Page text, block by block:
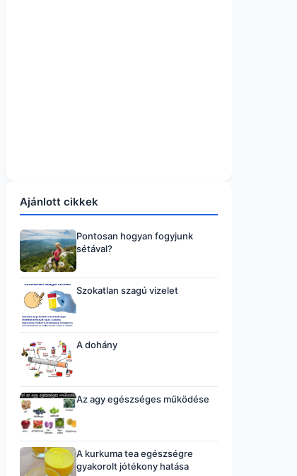
Ajánlott cikkek
Pontosan hogyan fogyjunk
sétával?
Szokatlan szagú vizelet
A dohány
Az agy egészséges működése
A kurkuma tea egészségre
gyakorolt jótékony hatása